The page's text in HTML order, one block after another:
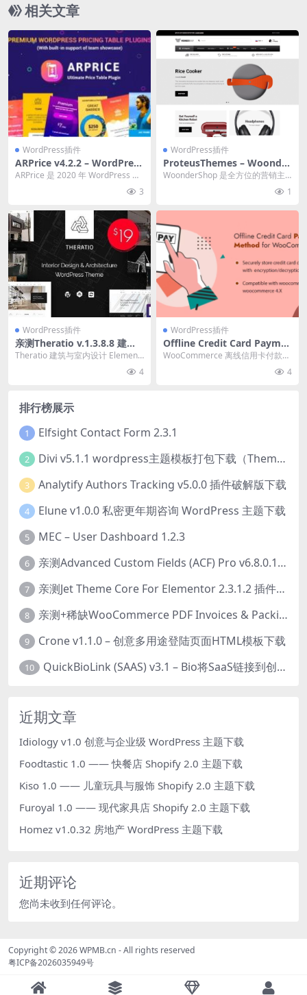
相关文章
WordPress插件
ARPrice v4.2.2 – WordPress
定价表样式设计插件下载
ARPrice 是 2020 年 WordPress 最
3
WordPress插件
ProteusThemes – Woonder
Shop 3.10.11
WoonderShop 是全方位的营销主
1
WordPress插件
亲测Theratio v.1.3.8.8 建筑
与室内设计 Elementor 下载
Theratio 建筑与室内设计 Element
4
WordPress插件
Offline Credit Card Payme
nt Method WooCommerce
方式 WooCommerce 插件下
WooCommerce 离线信用卡付款方
4
排行榜展示
1 Elfsight Contact Form 2.3.1
2 Divi v5.1.1 wordpress主题模板打包下载（Theme + Builder+ Extra Theme + Templates + Layouts + PSD）
3 Analytify Authors Tracking v5.0.0 插件破解版下载
4 Elune v1.0.0 私密更年期咨询 WordPress 主题下载
5 MEC – User Dashboard 1.2.3
6 亲测Advanced Custom Fields (ACF) Pro v6.8.0.1 + Advanced Custom Fields: Extended PRO v0.9.2.3 | 网站开发自定义字段插件下载
7 亲测Jet Theme Core For Elementor 2.3.1.2 插件下载
8 亲测+稀缺WooCommerce PDF Invoices & Packing Slips Professional v2.20.0 + Templates v2.25.1 [by WpOverNight] WooCommerce PDF 发票和装箱单插件下载
9 Crone v1.1.0 – 创意多用途登陆页面HTML模板下载
10 QuickBioLink (SAAS) v3.1 – Bio将SaaS链接到创作者，有影响力者和企业的SaaS PHP源码下载
近期文章
Idiology v1.0 创意与企业级 WordPress 主题下载
Foodtastic 1.0 —— 快餐店 Shopify 2.0 主题下载
Kiso 1.0 —— 儿童玩具与服饰 Shopify 2.0 主题下载
Furoyal 1.0 —— 现代家具店 Shopify 2.0 主题下载
Homez v1.0.32 房地产 WordPress 主题下载
近期评论
您尚未收到任何评论。
Copyright © 2026WPMB.cn - All rights reserved
粤ICP备2026035949号